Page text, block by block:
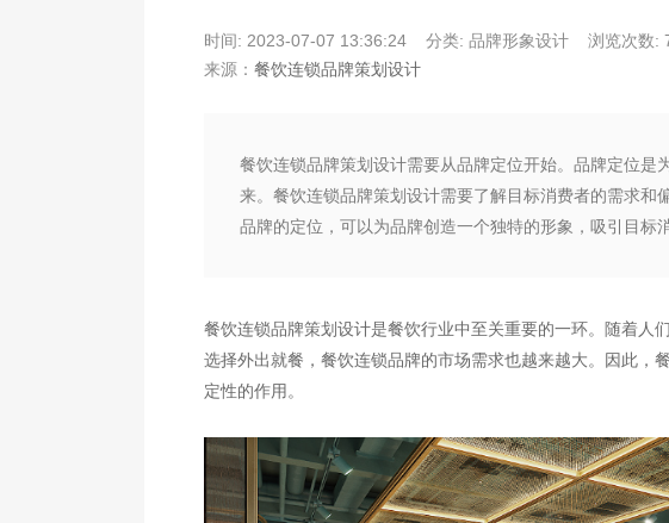
时间: 2023-07-07 13:36:24 分类: 品牌形象设计 浏览次数:
来源： 餐饮连锁品牌策划设计
餐饮连锁品牌策划设计需要从品牌定位开始。品牌定位是
来。餐饮连锁品牌策划设计需要了解目标消费者的需求和
品牌的定位，可以为品牌创造一个独特的形象，吸引目标
餐饮连锁品牌策划设计是餐饮行业中至关重要的一环。随着人
选择外出就餐，餐饮连锁品牌的市场需求也越来越大。因此，
定性的作用。